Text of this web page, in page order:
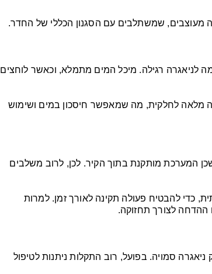
מעוצבים, שמשתלבים עם הסגנון הכללי של החדר.
לניאגרה רגילה. מיכל המים מתמלא, וכאשר לוחצים
מלאה לחלקית, מה שמאפשר חיסכון במים ושימוש
המערכת מותקנת בתוך הקיר. לכן, לרוב משלבים
כדי להבטיח פעולה תקינה לאורך זמן. למרות
לצורך תחזוקה.
סמויה. בפועל, רוב התקלות ניתנות לטיפול